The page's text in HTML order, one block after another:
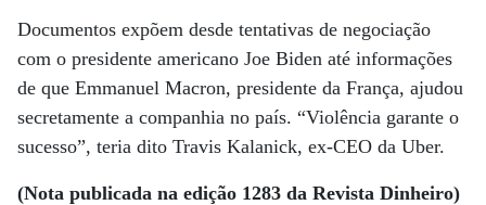
Documentos expõem desde tentativas de negociação
com o presidente americano Joe Biden até informações
de que Emmanuel Macron, presidente da França, ajudou
secretamente a companhia no país. “Violência garante o
sucesso”, teria dito Travis Kalanick, ex-CEO da Uber.
(Nota publicada na edição 1283 da Revista Dinheiro)